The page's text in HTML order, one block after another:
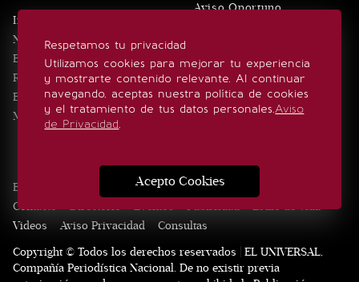
Respetamos tu privacidad
Utilizamos cookies para mejorar tu experiencia
y mostrarte contenido relevante. Al continuar
navegando, aceptas nuestra política de cookies
y el tratamiento de tus datos personales.Aviso
de Privacidad.
Acepto Cookies
Inicio
Noticias
Eventos
Realeza
Estilo de vida
Minuto x Minuto
Aviso Oportuno
SÍGUENOS
Edición Impresa Noticias Quiénes somos
Contacto
Directorio Eventos Publicidad
Estilo de vida
Videos
Aviso Privacidad
Consultas
Copyright © Todos los derechos reservados | EL UNIVERSAL,
Compañía Periodística Nacional. De no existir previa